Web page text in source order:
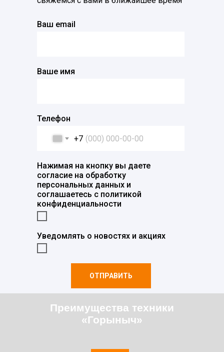
Ваш email
Ваше имя
Телефон
+7
Нажимая на кнопку вы даете
согласие на обработку
персональных данных и
соглашаетесь c политикой
конфиденциальности
Уведомлять о новостях и акциях
ОТПРАВИТЬ
Преимущества техники
«Горыныч»